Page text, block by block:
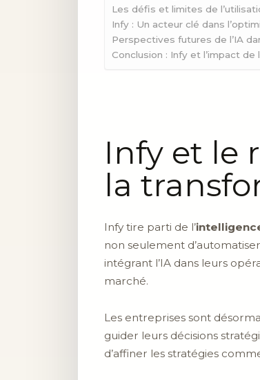
Les défis et limites de
Infy : Un acteur clé dans
Perspectives futures de l’IA
Conclusion : Infy et l’impact
Infy et le
la
Infy tire parti de l’
non seulement
intégrant l’IA dans leurs
marché.
Les entreprises sont
guider leurs décisions
d’affiner les stratégies